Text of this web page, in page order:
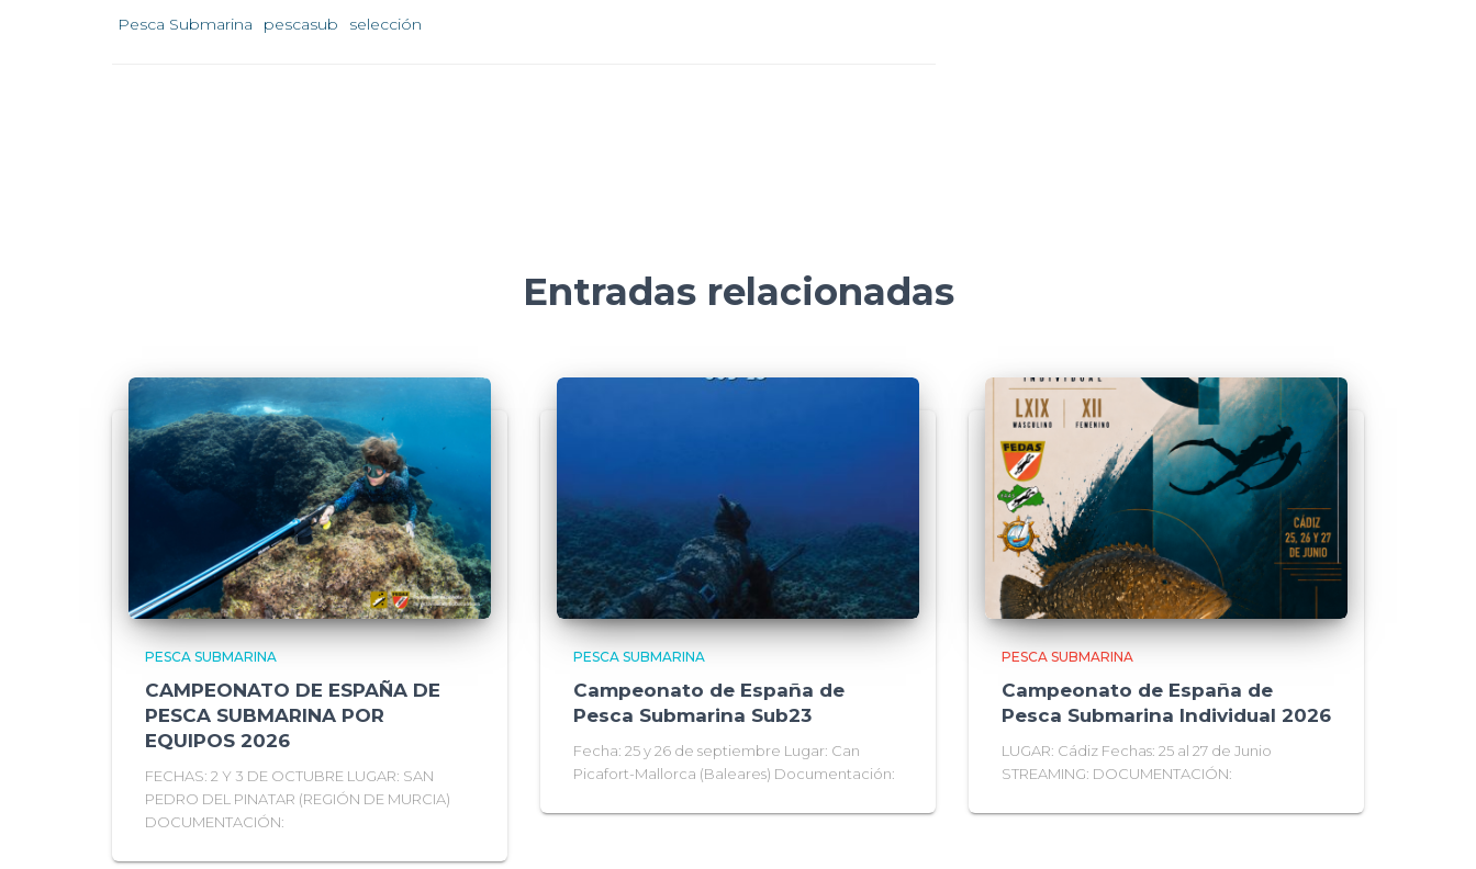
Pesca Submarina
pescasub selección
Entradas relacionadas
PESCA SUBMARINA
CAMPEONATO DE ESPAÑA DE
PESCA SUBMARINA POR
EQUIPOS 2026
FECHAS: 2 Y 3 DE OCTUBRE LUGAR: SAN
PEDRO DEL PINATAR (REGIÓN DE MURCIA)
DOCUMENTACIÓN:
PESCA SUBMARINA
Campeonato de España de
Pesca Submarina Sub23
Fecha: 25 y 26 de septiembre Lugar: Can
Picafort-Mallorca (Baleares) Documentación:
PESCA SUBMARINA
Campeonato de España de
Pesca Submarina Individual 2026
LUGAR: Cádiz Fechas: 25 al 27 de Junio
STREAMING: DOCUMENTACIÓN: